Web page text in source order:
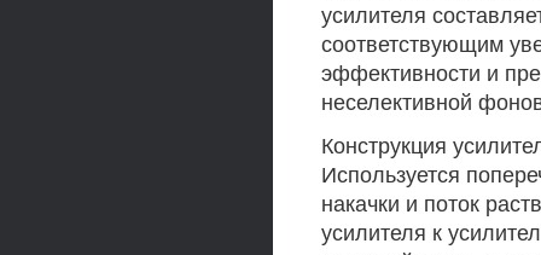
усилителя
соответствующим
эффективности и
неселективной
Конструкция
Используется
накачки и поток
усилителя к